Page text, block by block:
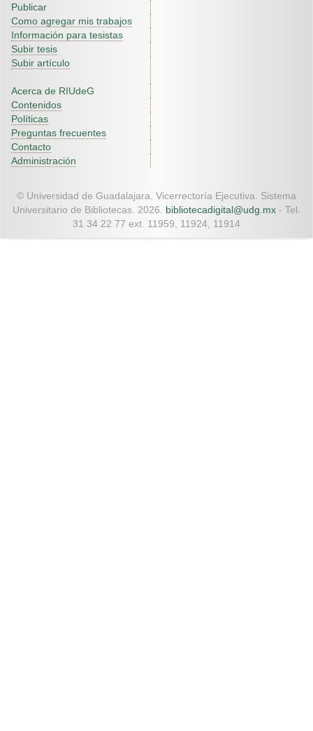
Publicar
Como agregar mis trabajos
Información para tesistas
Subir tesis
Subir artículo
Acerca de RIUdeG
Contenidos
Políticas
Preguntas frecuentes
Contacto
Administración
© Universidad de Guadalajara. Vicerrectoría Ejecutiva. Sistema
Universitario de Bibliotecas. 2026. bibliotecadigital@udg.mx - Tel.
31 34 22 77 ext. 11959, 11924, 11914